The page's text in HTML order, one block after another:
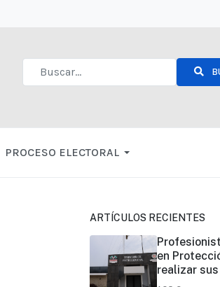
PROCESO ELECTORAL
ARTÍCULOS RECIENTES
en
realizar
todo el